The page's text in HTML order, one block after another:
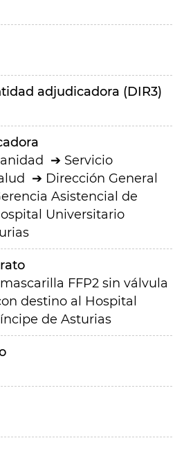
adjudicadora (DIR3)
Servicio
Dirección General
Asistencial de
Universitario
FFP2 sin válvula
destino al Hospital
de Asturias